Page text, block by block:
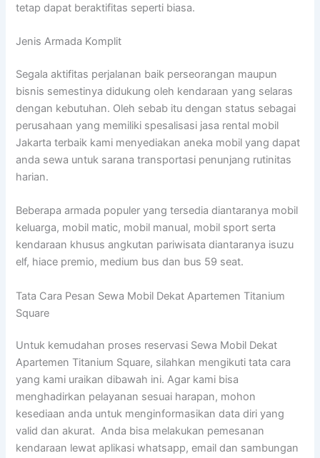
tetap dapat beraktifitas seperti biasa.
Jenis Armada Komplit
Segala aktifitas perjalanan baik perseorangan maupun
bisnis semestinya didukung oleh kendaraan yang selaras
dengan kebutuhan. Oleh sebab itu dengan status sebagai
perusahaan yang memiliki spesalisasi jasa rental mobil
Jakarta terbaik kami menyediakan aneka mobil yang dapat
anda sewa untuk sarana transportasi penunjang rutinitas
harian.
Beberapa armada populer yang tersedia diantaranya mobil
keluarga, mobil matic, mobil manual, mobil sport serta
kendaraan khusus angkutan pariwisata diantaranya isuzu
elf, hiace premio, medium bus dan bus 59 seat.
Tata Cara Pesan Sewa Mobil Dekat Apartemen Titanium
Square
Untuk kemudahan proses reservasi Sewa Mobil Dekat
Apartemen Titanium Square, silahkan mengikuti tata cara
yang kami uraikan dibawah ini. Agar kami bisa
menghadirkan pelayanan sesuai harapan, mohon
kesediaan anda untuk menginformasikan data diri yang
valid dan akurat. Anda bisa melakukan pemesanan
kendaraan lewat aplikasi whatsapp, email dan sambungan